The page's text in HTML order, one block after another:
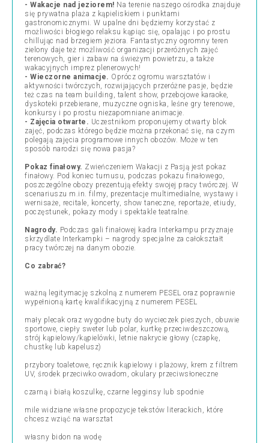
- Wakacje nad jeziorem! Na terenie naszego ośrodka znajduje
się prywatna plaża z kąpieliskiem i punktami
gastronomicznymi. W upalne dni będziemy korzystać z
możliwości błogiego relaksu kąpiąc się, opalając i po prostu
chillując nad brzegiem jeziora. Fantastyczny ogromny teren
zielony daje też możliwość organizacji przeróżnych zajęć
terenowych, gier i zabaw na świeżym powietrzu, a także
wakacyjnych imprez plenerowych!
- Wieczorne animacje. Oprócz ogromu warsztatów i
aktywności twórczych, rozwijających przeróżne pasje, będzie
też czas na team building, talent show, przebojowe karaoke,
dyskoteki przebierane, muzyczne ogniska, leśne gry terenowe,
konkursy i po prostu niezapomniane animacje.
- Zajęcia otwarte. Uczestnikom proponujemy otwarty blok
zajęć, podczas którego będzie można przekonać się, na czym
polegają zajęcia programowe innych obozów. Może w ten
sposób narodzi się nowa pasja?
Pokaz finałowy. Zwieńczeniem Wakacji z Pasją jest pokaz
finałowy. Pod koniec turnusu, podczas pokazu finałowego,
poszczególne obozy prezentują efekty swojej pracy twórczej. W
scenariuszu m.in. filmy, prezentacje multimedialne, wystawy i
wernisaże, recitale, koncerty, show taneczne, reportaże, etiudy,
poczęstunek, pokazy mody i spektakle teatralne.
Nagrody. Podczas gali finałowej kadra Interkampu przyznaje
skrzydlate Interkampki – nagrody specjalne za całokształt
pracy twórczej na danym obozie.
Co zabrać?
ważną legitymację szkolną z numerem PESEL oraz poprawnie
wypełnioną kartę kwalifikacyjną z numerem PESEL
mały plecak oraz wygodne buty do wycieczek pieszych, obuwie
sportowe, ciepły sweter lub polar, kurtkę przeciwdeszczową,
strój kąpielowy/kąpielówki, letnie nakrycie głowy (czapkę,
chustkę lub kapelusz)
przybory toaletowe, ręcznik kąpielowy i plażowy, krem z filtrem
UV, środek przeciwko owadom, okulary przeciwsłoneczne
czarną i białą koszulkę, czarne legginsy lub spodnie
mile widziane własne propozycje tekstów literackich, które
chcesz wziąć na warsztat
własny bidon na wodę